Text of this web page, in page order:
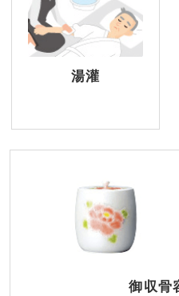
湯灌
御収骨